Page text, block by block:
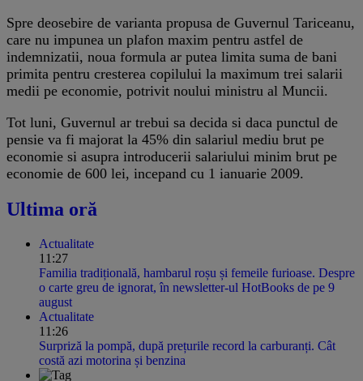
Spre deosebire de varianta propusa de Guvernul Tariceanu,
care nu impunea un plafon maxim pentru astfel de
indemnizatii, noua formula ar putea limita suma de bani
primita pentru cresterea copilului la maximum trei salarii
medii pe economie, potrivit noului ministru al Muncii.
Tot luni, Guvernul ar trebui sa decida si daca punctul de
pensie va fi majorat la 45% din salariul mediu brut pe
economie si asupra introducerii salariului minim brut pe
economie de 600 lei, incepand cu 1 ianuarie 2009.
Ultima oră
Actualitate
11:27
Familia tradițională, hambarul roșu și femeile furioase. Despre
o carte greu de ignorat, în newsletter-ul HotBooks de pe 9
august
Actualitate
11:26
Surpriză la pompă, după prețurile record la carburanți. Cât
costă azi motorina și benzina